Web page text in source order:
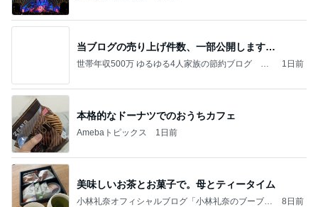
当ブログの売り上げ件数、一部公開します…
世帯年収500万 ゆるゆる4人家族の節約ブログ 〜
1日前
本格的なドーナツでのおうちカフェ
Amebaトピックス 1日前
美味しいお茶とお菓子で。母とティータイム
小林礼奈オフィシャルブログ「小林礼奈のブーブー
8日前